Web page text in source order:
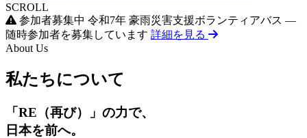
SCROLL
参加者募集中 令和7年 豪雨災害支援ボランティアバス —
随時参加者を募集しています 詳細を見る
About Us
私たちについて
「RE（再び）」の力で、
日本を前へ。